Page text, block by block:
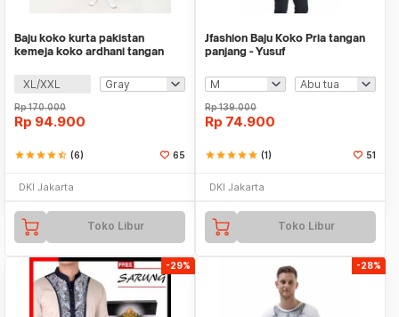
Baju koko kurta pakistan
kemeja koko ardhani tangan
XL/XXL
Rp170.000
Rp 94.900
starstarstarstarstar_half (6) 65
DKI Jakarta
Toko Libur
Jfashion Baju Koko Pria tangan
panjang - Yusuf
Rp139.000
Rp 74.900
starstarstarstarstar (1) 51
DKI Jakarta
Toko Libur
-29% -28%